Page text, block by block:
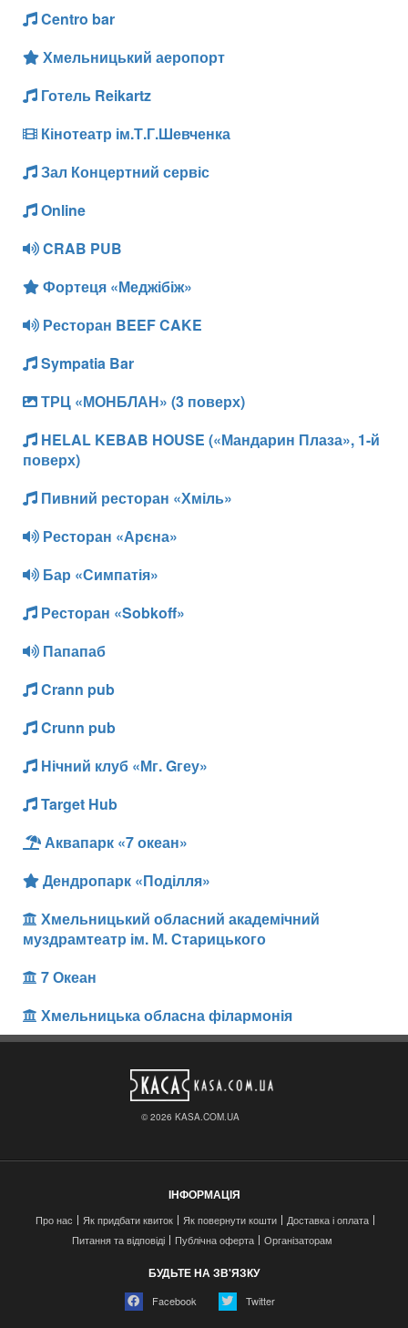
Centro bar
Хмельницький аеропорт
Готель Reikartz
Кінотеатр ім.Т.Г.Шевченка
Зал Концертний сервіс
Online
CRAB PUB
Фортеця «Меджібіж»
Ресторан BEEF CAKE
Sympatia Bar
ТРЦ «МОНБЛАН» (3 поверх)
HELAL KEBAB HOUSE («Мандарин Плаза», 1-й
поверх)
Пивний ресторан «Хміль»
Ресторан «Арєна»
Бар «Симпатія»
Ресторан «Sobkoff»
Папапаб
Crann pub
Crunn pub
Нічний клуб «Мг. Gгеу»
Target Hub
Аквапарк «7 океан»
Дендропарк «Поділля»
Хмельницький обласний академічний
муздрамтеатр ім. М. Старицького
7 Океан
Хмельницька обласна філармонія
© 2026 KASA.COM.UA
ІНФОРМАЦІЯ
Про нас Як придбати квиток Як повернути кошти
Доставка і оплата
Питання та відповіді
Публічна оферта Організаторам
БУДЬТЕ НА ЗВ'ЯЗКУ
Facebook Twitter